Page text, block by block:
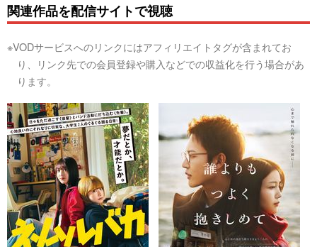
関連作品を配信サイトで視聴
※VODサービスへのリンクにはアフィリエイトタグが含まれてお
り、リンク先での会員登録や購入などでの収益化を行う場合があ
ります。